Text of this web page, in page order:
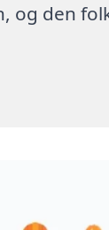
og den